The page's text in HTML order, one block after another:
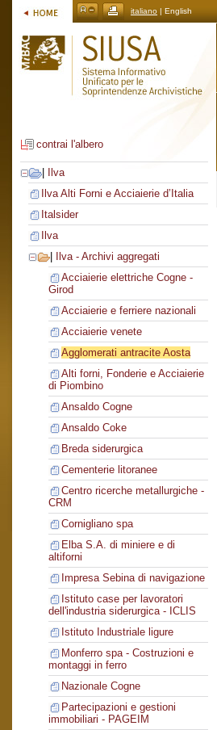
italiano | English
contrai l'albero
Ilva
Ilva Alti Forni e Acciaierie d’Italia
Italsider
Ilva
Ilva - Archivi aggregati
Acciaierie elettriche Cogne -
Girod
Acciaierie e ferriere nazionali
Acciaierie venete
Agglomerati antracite Aosta
Alti forni, Fonderie e Acciaierie
di Piombino
Ansaldo Cogne
Ansaldo Coke
Breda siderurgica
Cementerie litoranee
Centro ricerche metallurgiche -
CRM
Cornigliano spa
Elba S.A. di miniere e di
altiforni
Impresa Sebina di navigazione
Istituto case per lavoratori
dell'industria siderurgica - ICLIS
Istituto Industriale ligure
Monferro spa - Costruzioni e
montaggi in ferro
Nazionale Cogne
Partecipazioni e gestioni
immobiliari - PAGEIM